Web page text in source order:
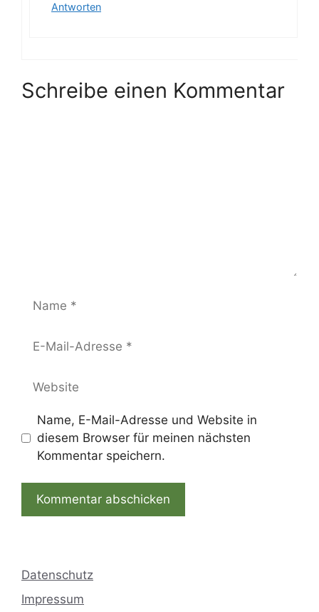
Antworten
Schreibe einen Kommentar
Mail-
Name, E-Mail-Adresse und Website in
diesem Browser für meinen nächsten
Kommentar speichern.
Datenschutz
Impressum